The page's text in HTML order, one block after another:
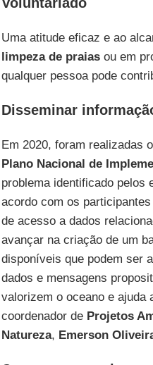
Uma atitude eficaz e ao
limpeza de praiasou em
qualquer pessoa pode
Disseminar
Em 2020, foram realizadas
Plano Nacional de
problema identificado pelos
acordo com os
de acesso a dados
avançar na criação de um
disponíveis que podem ser
dados e mensagens
valorizem o oceano e ajuda
coordenador de Projetos
Natureza, Emerson